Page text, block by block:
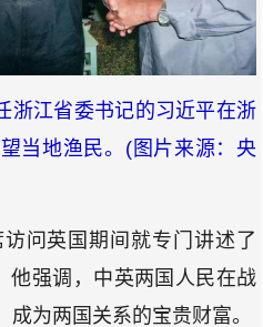
浙江省委书记的习近平在浙
当地渔民。(图片来源：央
问英国期间就专门讲述了
他强调，中英两国人民在战
为两国关系的宝贵财富。